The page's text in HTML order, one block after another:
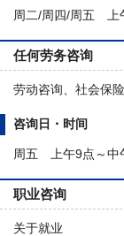
周二/周四/周五 上
任何劳务咨询
劳动咨询、社会保
咨询日・时间
周五 上午9点～中
职业咨询
关于就业